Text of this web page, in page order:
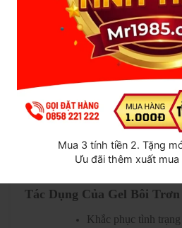
Tác Dụng Của Gel Bôi
Khắc phục tình
Mua 3 tính tiền 2. Tặng
Ưu đãi thêm xuất